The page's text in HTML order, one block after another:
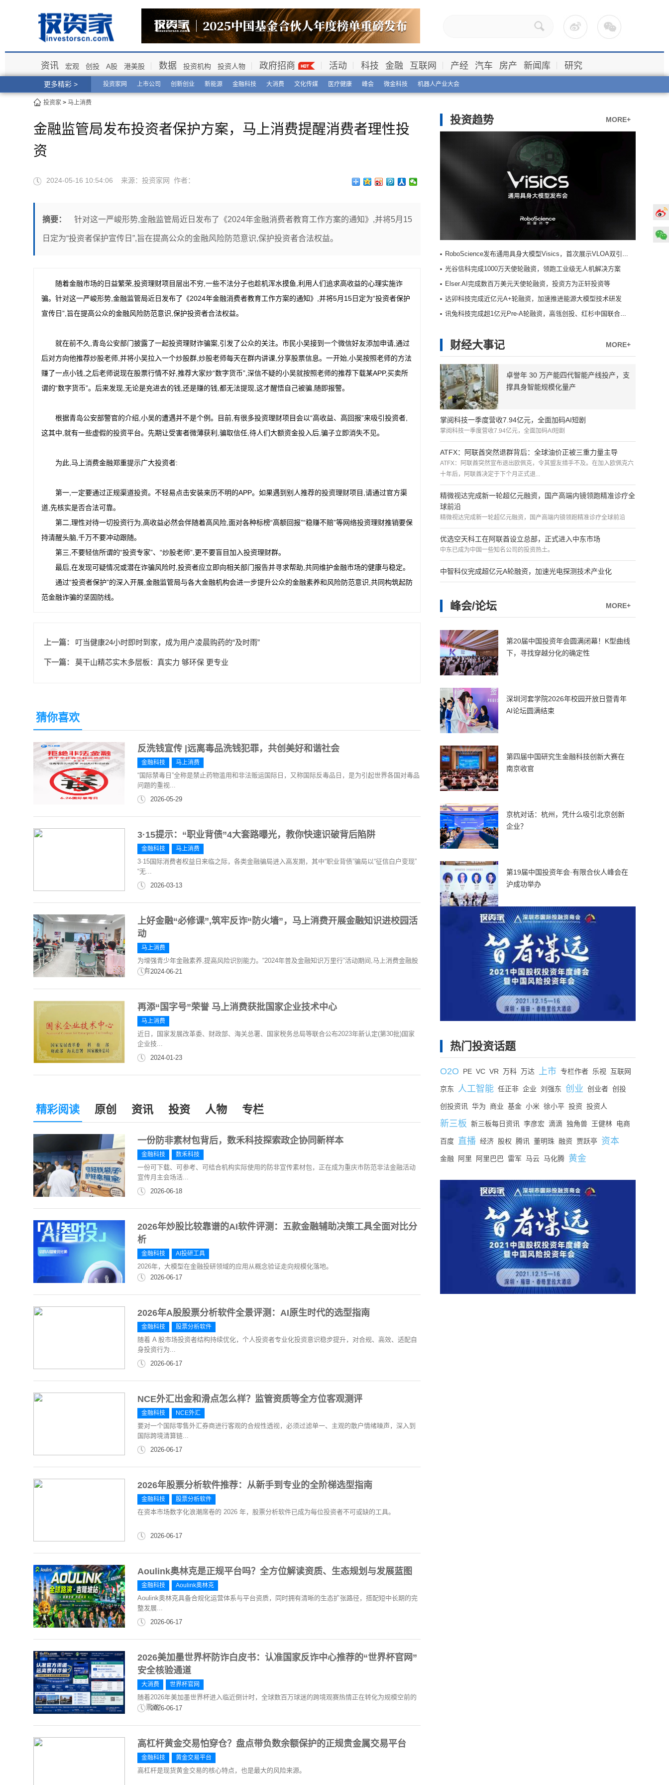
更多精彩 > 投资家网 上市公司 创新创业 新能源 金融科技 大消费 文化传媒 医疗健康 峰会 微金科技 机器人产业大会
资讯 宏观 创投 A股 港美股 数据 投资机构 投资人物 政府招商 活动 科技 金融 互联网 产经 汽车 房产 新闻库 研究
投资家 > 马上消费
金融监管局发布投资者保护方案，马上消费提醒消费者理性投
资
2024-05-16 10:54:06 来源：投资家网 作者：
摘要： 针对这一严峻形势,金融监管局近日发布了《2024年金融消费者教育工作方案的通知》,并将5月15
日定为“投资者保护宣传日”,旨在提高公众的金融风险防范意识,保护投资者合法权益。
随着金融市场的日益繁荣,投资理财项目层出不穷,一些不法分子也趁机浑水摸鱼,利用人们追求高收益的心理实施诈
骗。针对这一严峻形势,金融监管局近日发布了《2024年金融消费者教育工作方案的通知》,并将5月15日定为“投资者保护
宣传日”,旨在提高公众的金融风险防范意识,保护投资者合法权益。
就在前不久,青岛公安部门披露了一起投资理财诈骗案,引发了公众的关注。市民小吴接到一个微信好友添加申请,通过
后对方向他推荐炒股老师,并将小吴拉入一个炒股群,炒股老师每天在群内讲课,分享股票信息。一开始,小吴按照老师的方法
赚了一点小钱,之后老师说现在股票行情不好,推荐大家炒“数字货币”,深信不疑的小吴就按照老师的推荐下载某APP,买卖所
谓的“数字货币”。后来发现,无论是充进去的钱,还是赚的钱,都无法提现,这才醒悟自己被骗,随即报警。
根据青岛公安部警官的介绍,小吴的遭遇并不是个例。目前,有很多投资理财项目会以“高收益、高回报”来吸引投资者,
这其中,就有一些虚假的投资平台。先期让受害者微薄获利,骗取信任,待人们大额资金投入后,骗子立即消失不见。
为此,马上消费金融郑重提示广大投资者:
第一,一定要通过正规渠道投资。不轻易点击安装来历不明的APP。如果遇到别人推荐的投资理财项目,请通过官方渠
道,先核实是否合法可靠。
第二,理性对待一切投资行为,高收益必然会伴随着高风险,面对各种标榜“高额回报”“稳赚不赔”等网络投资理财推销要保
持清醒头脑,千万不要冲动跟随。
第三,不要轻信所谓的“投资专家”、“炒股老师”,更不要盲目加入投资理财群。
最后,在发现可疑情况或潜在诈骗风险时,投资者应立即向相关部门报告并寻求帮助,共同维护金融市场的健康与稳定。
通过“投资者保护”的深入开展,金融监管局与各大金融机构会进一步提升公众的金融素养和风险防范意识,共同构筑起防
范金融诈骗的坚固防线。
上一篇： 叮当健康24小时即时到家，成为用户凌晨购药的“及时雨”
下一篇： 莫干山精芯实木多层板：真实力 够环保 更专业
猜你喜欢
反洗钱宣传 |远离毒品洗钱犯罪，共创美好和谐社会
金融科技 马上消费
“国际禁毒日”全称是禁止药物滥用和非法贩运国际日，又称国际反毒品日，是为引起世界各国对毒品
问题的重视...
2026-05-29
3·15提示：“职业背债”4大套路曝光，教你快速识破背后陷阱
金融科技 马上消费
3·15国际消费者权益日来临之际，各类金融骗局进入高发期，其中“职业背债”骗局以“征信白户变现”
“无...
2026-03-13
上好金融“必修课”,筑牢反诈“防火墙”，马上消费开展金融知识进校园活
动
马上消费
为增强青少年金融素养,提高风险识别能力。“2024年普及金融知识万里行”活动期间,马上消费金融股
份有...2024-06-21
再添“国字号”荣誉 马上消费获批国家企业技术中心
马上消费
近日，国家发展改革委、财政部、海关总署、国家税务总局等联合公布2023年新认定(第30批)国家
企业技...
2024-01-23
精彩阅读 原创 资讯 投资 人物 专栏
一份防非素材包背后，数禾科技探索政企协同新样本
金融科技 数禾科技
一份可下载、可参考、可结合机构实际使用的防非宣传素材包，正在成为重庆市防范非法金融活动
宣传月主会场活...
2026-06-18
2026年炒股比较靠谱的AI软件评测：五款金融辅助决策工具全面对比分
析
金融科技 AI投研工具
2026年，大模型在金融投研领域的应用从概念验证走向规模化落地。
2026-06-17
2026年A股股票分析软件全景评测：AI原生时代的选型指南
金融科技 股票分析软件
随着 A 股市场投资者结构持续优化，个人投资者专业化投资意识稳步提升，对合规、高效、适配自
身投资行为...
2026-06-17
NCE外汇出金和滑点怎么样？监管资质等全方位客观测评
金融科技 NCE外汇
要对一个国际零售外汇券商进行客观的合规性透视，必须过滤单一、主观的散户情绪噪声，深入到
国际跨境清算链...
2026-06-17
2026年股票分析软件推荐：从新手到专业的全阶梯选型指南
金融科技 股票分析软件
在资本市场数字化浪潮席卷的 2026 年，股票分析软件已成为每位投资者不可或缺的工具。
2026-06-17
Aoulink奥林克是正规平台吗？全方位解读资质、生态规划与发展蓝图
金融科技 Aoulink奥林克
Aoulink奥林克具备合规化运营体系与平台资质，同时拥有清晰的生态扩张路径，搭配短中长期的完
整发展...
2026-06-17
2026美加墨世界杯防诈白皮书：认准国家反诈中心推荐的“世界杯官网”
安全核验通道
大消费 世界杯官网
随着2026年美加墨世界杯进入临近倒计时，全球数百万球迷的跨境观赛热情正在转化为规模空前的
“抢票潮”...
2026-06-17
高杠杆黄金交易怕穿仓？盘点带负数余额保护的正规贵金属交易平台
金融科技 黄金交易平台
高杠杆是现货黄金交易的核心特点，也是最大的风险来源。
MORE+
投资趋势
RoboScience发布通用具身大模型Visics，首次展示VLOA双引擎架构
光谷信科完成1000万天使轮融资，领跑工业级无人机解决方案
Elser.AI完成数百万美元天使轮融资，投资方为正轩投资等
达卯科技完成近亿元A+轮融资，加速推进能源大模型技术研发
讯兔科技完成超1亿元Pre-A轮融资，高瓴创投、红杉中国联合领投
MORE+
财经大事记
卓誉年 30 万产能四代智能产线投产，支
撑具身智能规模化量产
掌阅科技一季度营收7.94亿元，全面加码AI短剧
掌阅科技一季度营收7.94亿元，全面加码AI短剧
ATFX：阿联酋突然退群背后：全球油价正被三重力量主导
ATFX：阿联酋突然宣布退出欧佩克，令其盟友措手不及。在加入欧佩克六
十年后，阿联酋决定于下个月正式退...
精微视达完成新一轮超亿元融资，国产高端内镜领跑精准诊疗全
球前沿
精微视达完成新一轮超亿元融资，国产高端内镜领跑精准诊疗全球前沿
优选空天科工在阿联酋设立总部，正式进入中东市场
中东已成为中国一些知名公司的投资热土。
中智科仪完成超亿元A轮融资，加速光电探测技术产业化
MORE+
峰会/论坛
第20届中国投资年会圆满闭幕！K型曲线
下，寻找穿越分化的确定性
深圳河套学院2026年校园开放日暨青年
AI论坛圆满结束
第四届中国研究生金融科技创新大赛在
南京收官
京杭对话：杭州，凭什么吸引北京创新
企业？
第19届中国投资年会·有限合伙人峰会在
沪成功举办
热门投资话题
O2O PE VC VR 万科 万达 上市 专栏作者 乐视 互联网
京东 人工智能 任正非 企业 刘强东 创业 创业者 创投
创投资讯 华为 商业 基金 小米 徐小平 投资 投资人
新三板 新三板每日资讯 李彦宏 滴滴 独角兽 王健林 电商
百度 直播 经济 股权 腾讯 董明珠 融资 贾跃亭 资本
金融 阿里 阿里巴巴 雷军 马云 马化腾 黄金